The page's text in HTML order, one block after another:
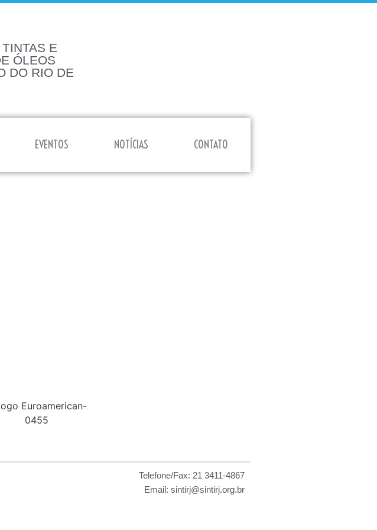
E
ÓLEOS
DO RIO DE
EVENTOS NOTÍCIAS CONTATO
Telefone/Fax: 21 3411-4867
Email: sintirj@sintirj.org.br